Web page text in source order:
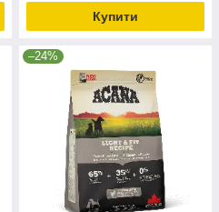
Купити
–24%